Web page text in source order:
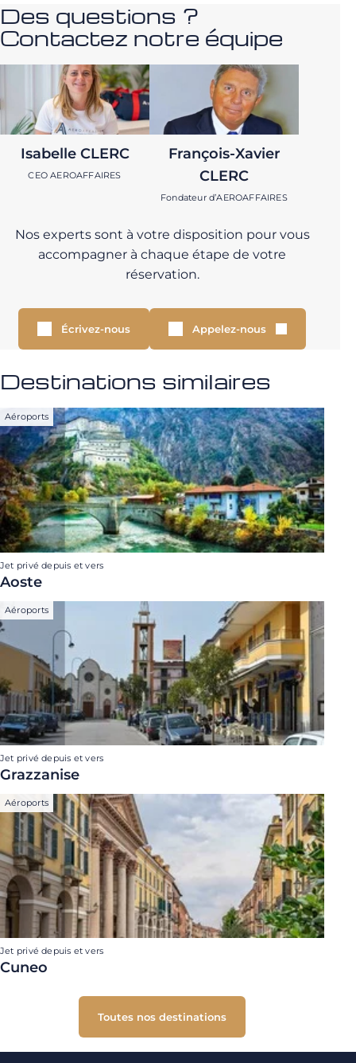
Des questions ?
Contactez notre équipe
Isabelle CLERC
CEO AEROAFFAIRES
François-Xavier
CLERC
Fondateur d’AEROAFFAIRES
Nos experts sont à votre disposition pour vous
accompagner à chaque étape de votre
réservation.
Écrivez-nous Appelez-nous
Destinations similaires
Aéroports
Jet privé depuis et vers
Aoste
Aéroports
Jet privé depuis et vers
Grazzanise
Aéroports
Jet privé depuis et vers
Cuneo
Toutes nos destinations